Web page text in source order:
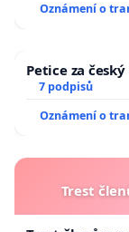
Oznámení o
Petice za
7 podpisů
Oznámení o
Trest